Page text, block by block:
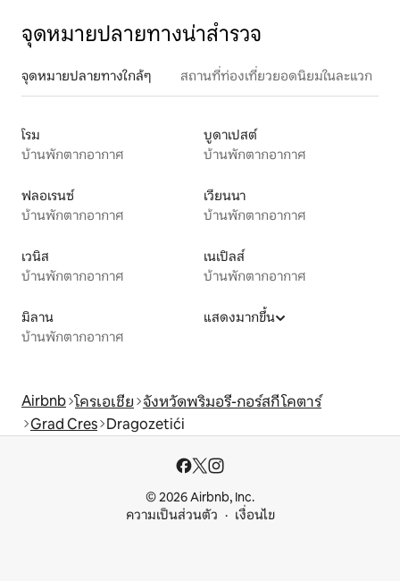
จุดหมายปลายทางน่าสำรวจ
จุดหมายปลายทางใกล้ๆ สถานที่ท่องเที่ยวยอดนิยมในละแวก
โรม
บ้านพักตากอากาศ
บูดาเปสต์
บ้านพักตากอากาศ
ฟลอเรนซ์
บ้านพักตากอากาศ
เวียนนา
บ้านพักตากอากาศ
เวนิส
บ้านพักตากอากาศ
เนเปิลส์
บ้านพักตากอากาศ
มิลาน
บ้านพักตากอากาศ
แสดงมากขึ้น
Airbnb โครเอเชีย จังหวัดพริมอรี-กอร์สกี โคตาร์
Grad Cres Dragozetići
© 2026 Airbnb, Inc.
ความเป็นส่วนตัว
เงื่อนไข